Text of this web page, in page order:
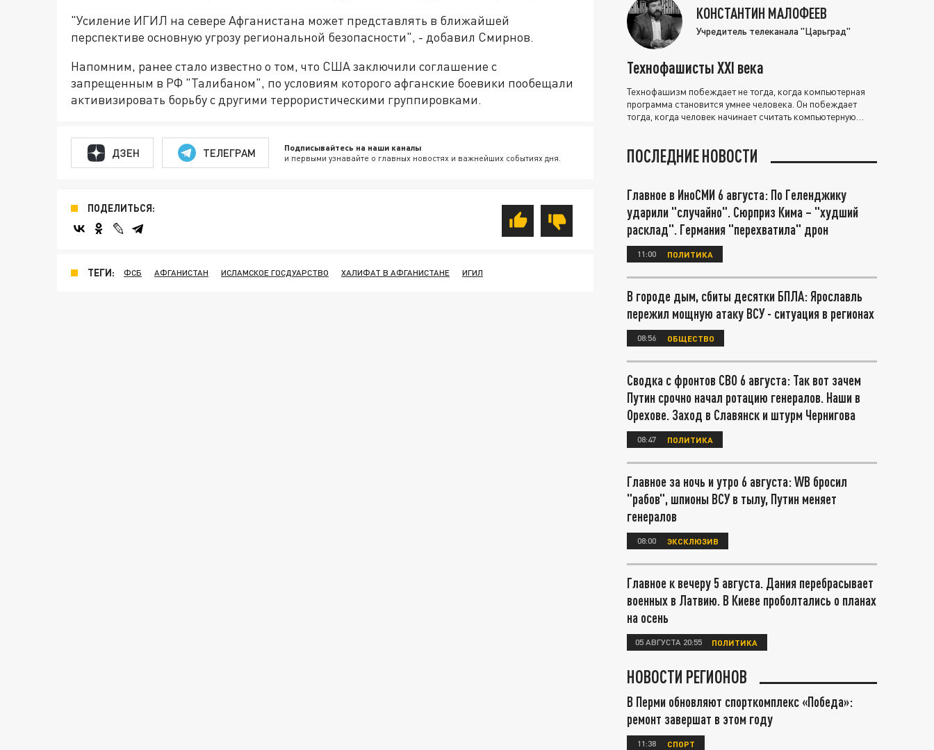
"Усиление ИГИЛ на севере Афганистана может представлять в ближайшей
перспективе основную угрозу региональной безопасности", - добавил Смирнов.
Напомним, ранее стало известно о том, что США заключили соглашение с
запрещенным в РФ "Талибаном", по условиям которого афганские боевики пообещали
активизировать борьбу с другими террористическими группировками.
ДЗЕН ТЕЛЕГРАМ Подписывайтесь на наши каналы
и первыми узнавайте о главных новостях и важнейших событиях дня.
ПОДЕЛИТЬСЯ:
ТЕГИ: ФСБ АФГАНИСТАН ИСЛАМСКОЕ ГОСДУАРСТВО ХАЛИФАТ В АФГАНИСТАНЕ ИГИЛ
КОНСТАНТИН МАЛОФЕЕВ
Учредитель телеканала "Царьград"
Технофашисты XXI века
Технофашизм побеждает не тогда, когда компьютерная
программа становится умнее человека. Он побеждает
тогда, когда человек начинает считать компьютерную
ПОСЛЕДНИЕ НОВОСТИ
Главное в ИноСМИ 6 августа: По Геленджику
ударили "случайно". Сюрприз Кима – "худший
расклад". Германия "перехватила" дрон
11:00 ПОЛИТИКА
В городе дым, сбиты десятки БПЛА: Ярославль
пережил мощную атаку ВСУ - ситуация в регионах
08:56 ОБЩЕСТВО
Сводка с фронтов СВО 6 августа: Так вот зачем
Путин срочно начал ротацию генералов. Наши в
Орехове. Заход в Славянск и штурм Чернигова
08:47 ПОЛИТИКА
Главное за ночь и утро 6 августа: WB бросил
"рабов", шпионы ВСУ в тылу, Путин меняет
генералов
08:00 ЭКСКЛЮЗИВ
Главное к вечеру 5 августа. Дания перебрасывает
военных в Латвию. В Киеве проболтались о планах
на осень
05 АВГУСТА 20:55 ПОЛИТИКА
НОВОСТИ РЕГИОНОВ
В Перми обновляют спорткомплекс «Победа»:
ремонт завершат в этом году
11:38 СПОРТ